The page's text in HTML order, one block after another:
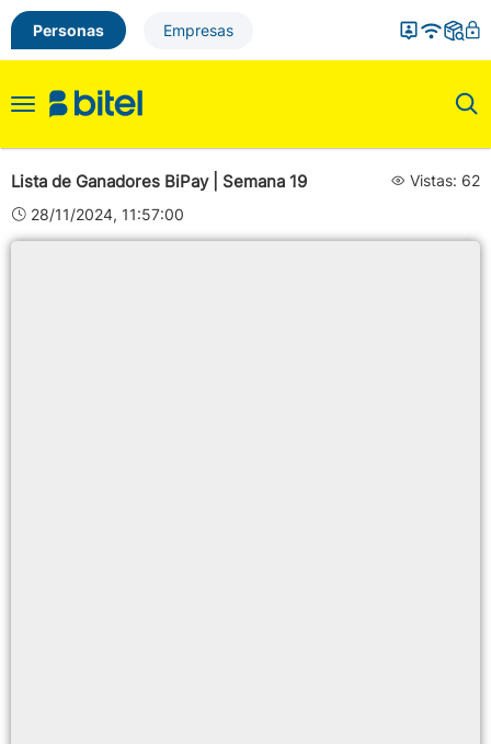
Personas Empresas
Toggle
Vistas: 62
Lista de Ganadores BiPay | Semana 19
28/11/2024, 11:57:00